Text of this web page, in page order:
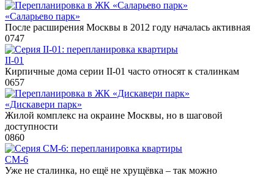
«Саларьево парк»
После расширения Москвы в 2012 году началась активная
0747
II-01
Кирпичные дома серии II-01 часто относят к сталинкам
0657
«Дискавери парк»
Жилой комплекс на окраине Москвы, но в шаговой
доступности
0860
СМ-6
Уже не сталинка, но ещё не хрущёвка – так можно